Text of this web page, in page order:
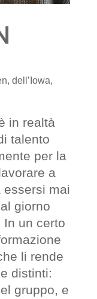
dell’Iowa,
in realtà
talento
per la
a
essersi mai
giorno
In un certo
li rende
distinti:
gruppo, e